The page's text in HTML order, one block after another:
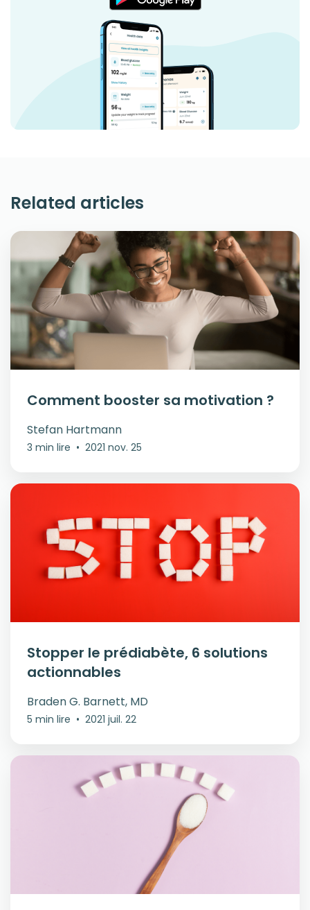
Related articles
Comment booster sa motivation ?
Stefan Hartmann
3 min lire • 2021 nov. 25
Stopper le prédiabète, 6 solutions
actionnables
Braden G. Barnett, MD
5 min lire • 2021 juil. 22